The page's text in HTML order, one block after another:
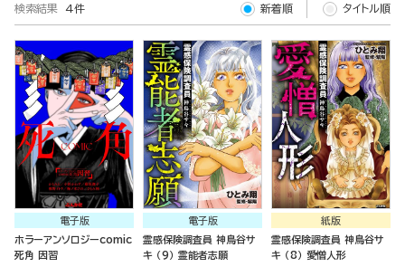
検索結果 4件 新着順 タイトル順
電子版
ホラーアンソロジーcomic
死角 因習
電子版
霊感保険調査員 神鳥谷サ
キ （9） 霊能者志願
紙版
霊感保険調査員 神鳥谷サ
キ （8） 愛憎人形